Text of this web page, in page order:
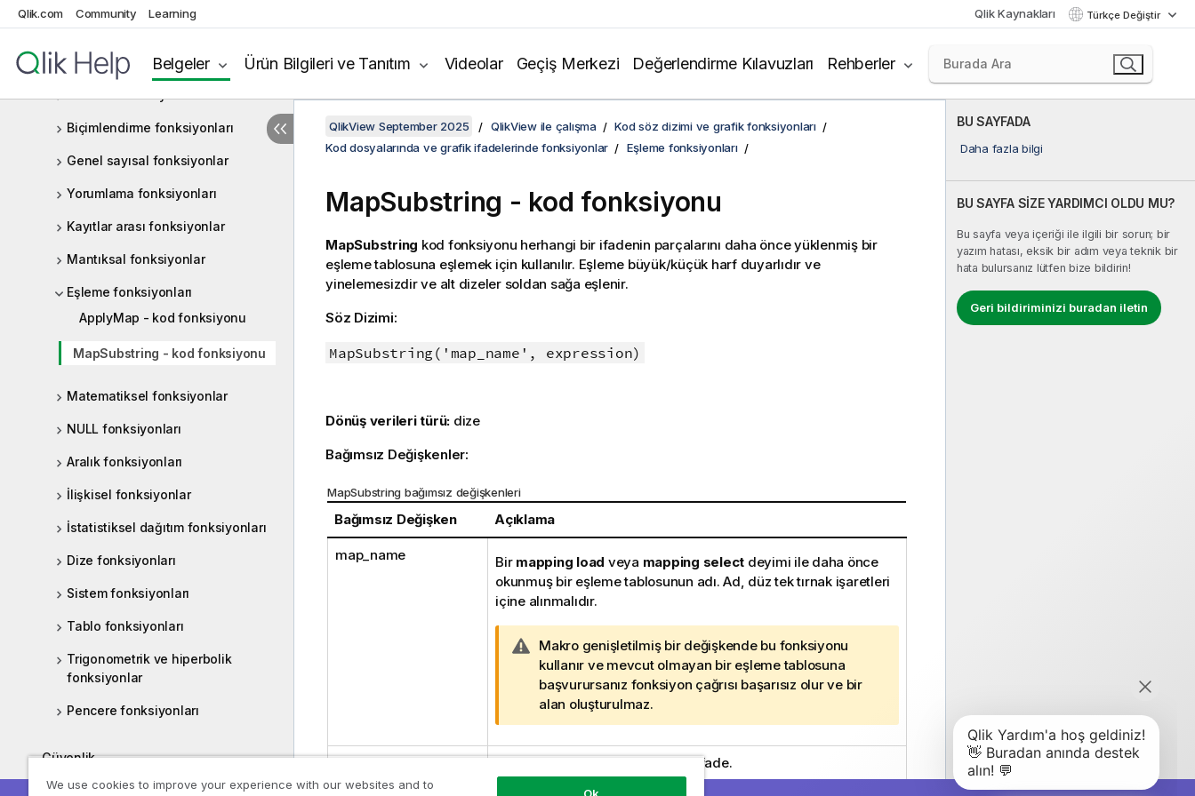
Qlik.com Community Learning Qlik Kaynakları Türkçe Değiştir
Belgeler Ürün Bilgileri ve Tanıtım Videolar Geçiş Merkezi Değerlendirme Kılavuzları Rehberler
Alan fonksiyonları
Dosya fonksiyonları
Biçimlendirme fonksiyonları
Genel sayısal fonksiyonlar
Yorumlama fonksiyonları
Kayıtlar arası fonksiyonlar
Mantıksal fonksiyonlar
Eşleme fonksiyonları
ApplyMap - kod fonksiyonu
MapSubstring - kod fonksiyonu
Matematiksel fonksiyonlar
NULL fonksiyonları
Aralık fonksiyonları
İlişkisel fonksiyonlar
İstatistiksel dağıtım fonksiyonları
Dize fonksiyonları
Sistem fonksiyonları
Tablo fonksiyonları
Trigonometrik ve hiperbolik
fonksiyonlar
Pencere fonksiyonları
Güvenlik
Sık Sorulan Sorular
BU SAYFADA
Daha fazla bilgi
BU SAYFA SİZE YARDIMCI OLDU MU?
Bu sayfa veya içeriği ile ilgili bir sorun; bir
yazım hatası, eksik bir adım veya teknik bir
hata bulursanız lütfen bize bildirin!
Geri bildiriminizi buradan iletin
QlikView September 2025 QlikView ile çalışma
Kod söz dizimi ve grafik fonksiyonları
Kod dosyalarında ve grafik ifadelerinde fonksiyonlar
Eşleme fonksiyonları
MapSubstring - kod fonksiyonu
MapSubstring kod fonksiyonu herhangi bir ifadenin parçalarını daha önce yüklenmiş bir
eşleme tablosuna eşlemek için kullanılır. Eşleme büyük/küçük harf duyarlıdır ve
yinelemesizdir ve alt dizeler soldan sağa eşlenir.
Söz Dizimi:
MapSubstring('map_name', expression)
Dönüş verileri türü: dize
Bağımsız Değişkenler:
MapSubstring bağımsız değişkenleri
Bağımsız Değişken Açıklama
map_name Bir mapping load veya mapping select deyimi ile daha önce
okunmuş bir eşleme tablosunun adı. Ad, düz tek tırnak işaretleri
içine alınmalıdır.
U
y
a
r
ı
n
t
Makro genişletilmiş bir değişkende bu fonksiyonu
kullanır ve mevcut olmayan bir eşleme tablosuna
başvurursanız fonksiyon çağrısı başarısız olur ve bir
alan oluşturulmaz.
Sonucu alt dizeler ile eşlenecek ifade.
We use cookies to improve your experience with our websites and to